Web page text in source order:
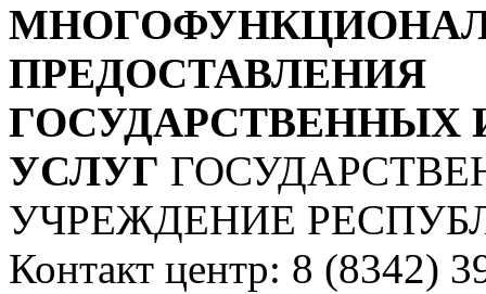
ПРЕДОСТАВЛЕНИЯ
УСЛУГ
УЧРЕЖДЕНИЕ
Контакт центр: 8 (8342)